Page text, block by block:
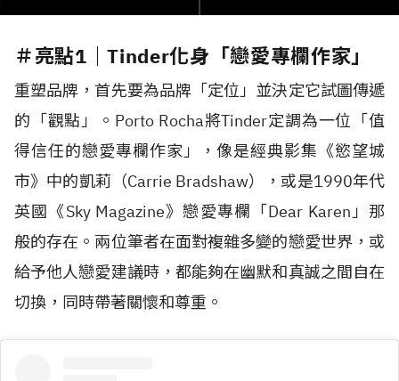
＃亮點1｜Tinder化身「戀愛專欄作家」
重塑品牌，首先要為品牌「定位」並決定它試圖傳遞
的「觀點」。Porto Rocha將Tinder定調為一位「值
得信任的戀愛專欄作家」，像是經典影集《慾望城
市》中的凱莉（Carrie Bradshaw），或是1990年代
英國《Sky Magazine》戀愛專欄「Dear Karen」那
般的存在。兩位筆者在面對複雜多變的戀愛世界，或
給予他人戀愛建議時，都能夠在幽默和真誠之間自在
切換，同時帶著關懷和尊重。